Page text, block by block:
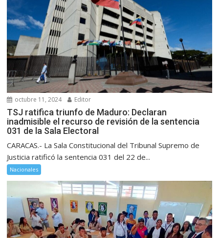
octubre 11, 2024 Editor
TSJ ratifica triunfo de Maduro: Declaran
inadmisible el recurso de revisión de la sentencia
031 de la Sala Electoral
CARACAS.- La Sala Constitucional del Tribunal Supremo de
Justicia ratificó la sentencia 031 del 22 de...
Nacionales